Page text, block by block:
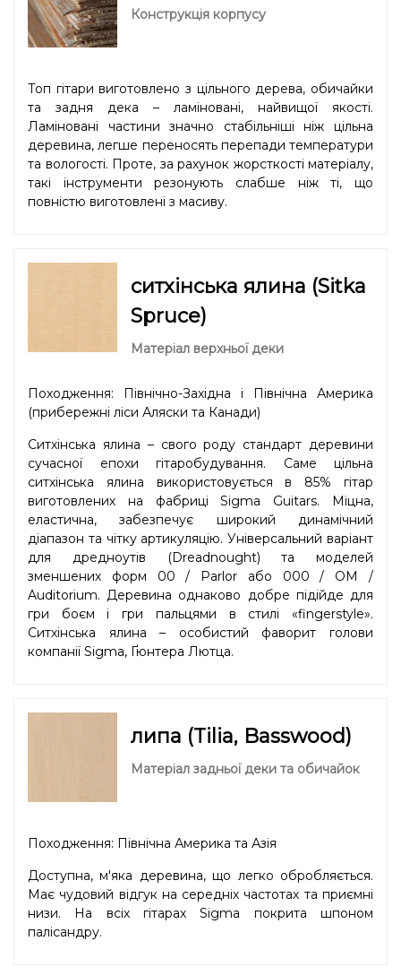
Конструкція корпусу
Топ гітари виготовлено з цільного дерева, обичайки
та задня дека – ламіновані, найвищої якості.
Ламіновані частини значно стабільніші ніж цільна
деревина, легше переносять перепади температури
та вологості. Проте, за рахунок жорсткості матеріалу,
такі інструменти резонують слабше ніж ті, що
повністю виготовлені з масиву.
ситхінська ялина (Sitka
Spruce)
Матеріал верхньої деки
Походження: Північно-Західна і Північна Америка
(прибережні ліси Аляски та Канади)
Ситхінська ялина – свого роду стандарт деревини
сучасної епохи гітаробудування. Саме цільна
ситхінська ялина використовується в 85% гітар
виготовлених на фабриці Sigma Guitars. Міцна,
еластична, забезпечує широкий динамічний
діапазон та чітку артикуляцію. Універсальний варіант
для дредноутів (Dreadnought) та моделей
зменшених форм 00 / Parlor або 000 / OM /
Auditorium. Деревина однаково добре підійде для
гри боєм і гри пальцями в стилі «fingerstyle».
Ситхінська ялина – особистий фаворит голови
компанії Sigma, Ґюнтера Лютца.
липа (Tilia, Basswood)
Матеріал задньої деки та обичайок
Походження: Північна Америка та Азія
Доступна, м'яка деревина, що легко обробляється.
Має чудовий відгук на середніх частотах та приємні
низи. На всіх гітарах Sigma покрита шпоном
палісандру.